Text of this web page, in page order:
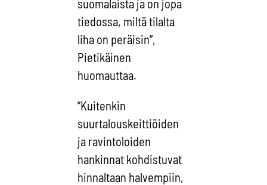
suomalaista ja on jopa
tiedossa, miltä tilalta
liha on peräisin”,
Pietikäinen
huomauttaa.
”Kuitenkin
suurtalouskeittiöiden
ja ravintoloiden
hankinnat kohdistuvat
hinnaltaan halvempiin,